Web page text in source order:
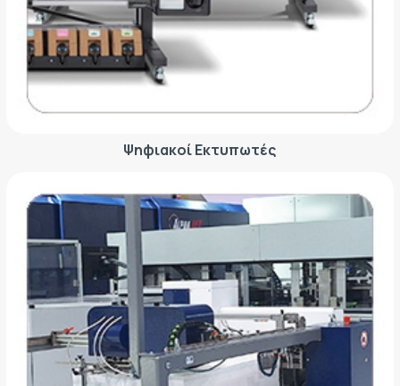
ΕΡΓΑΛΕΊΑ - ΑΞΕΣΟΥΆΡ
ΒΟΗΘΗΤΙΚΌΣ ΕΞΟΠΛΙΣΜΌΣ
ΚΑΤΑ ΠΑΡΑΓΓΕΛΊΑ
ΕΤΙΚΈΤΑ - ΕΎΚΑΜΠΤΗ ΣΥΣΚΕΥΑΣΊΑ
ΤΕΧΝΙΚΆ ΣΧΈΔΙΑ
Ψηφιακοί Εκτυπωτές